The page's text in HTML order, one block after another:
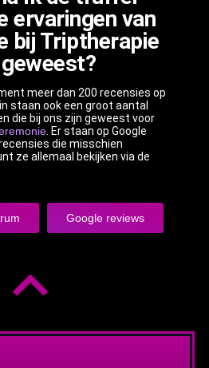
ervaringen van
bij Triptherapie
meer dan 200 recensies op
staan ook een groot aantal
die bij ons zijn geweest voor
. Er staan op Google
die misschien
ze allemaal bekijken via de
Google reviews